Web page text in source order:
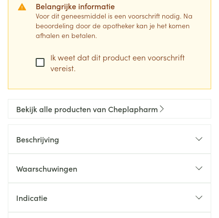
Belangrijke informatie
Voor dit geneesmiddel is een voorschrift nodig. Na
beoordeling door de apotheker kan je het komen
afhalen en betalen.
Ik weet dat dit product een voorschrift
vereist.
Bekijk alle producten van Cheplapharm
Beschrijving
Waarschuwingen
Indicatie